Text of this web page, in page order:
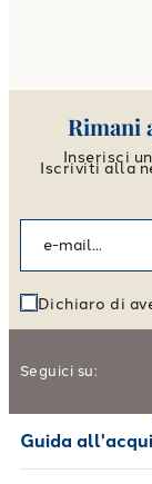
Inserisci
Aiutaci a
Rimani
Iscriviti alla
Dichiaro di
Seguici su:
Guida